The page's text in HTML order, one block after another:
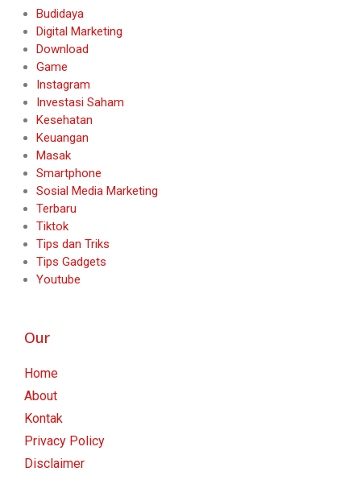
Budidaya
Digital Marketing
Download
Game
Instagram
Investasi Saham
Kesehatan
Keuangan
Masak
Smartphone
Sosial Media Marketing
Terbaru
Tiktok
Tips dan Triks
Tips Gadgets
Youtube
Our
Home
About
Kontak
Privacy Policy
Disclaimer